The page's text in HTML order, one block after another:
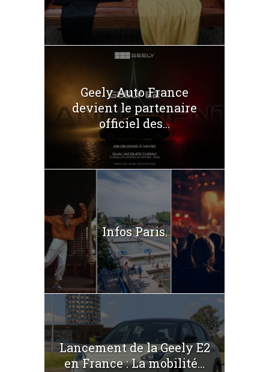
Geely Auto France
devient le partenaire
officiel des...
Infos Paris.
Lancement de la Geely E2
en France : La mobilité...